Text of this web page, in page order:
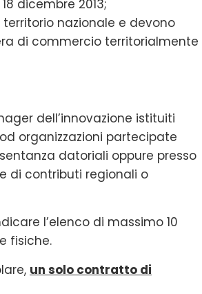
dicembre 2013;
nazionale e devono
di commercio territorialmente
dell’innovazione istituiti
organizzazioni partecipate
datoriali oppure presso
di contributi regionali o
l’elenco di massimo 10
fisiche.
un solo contratto di